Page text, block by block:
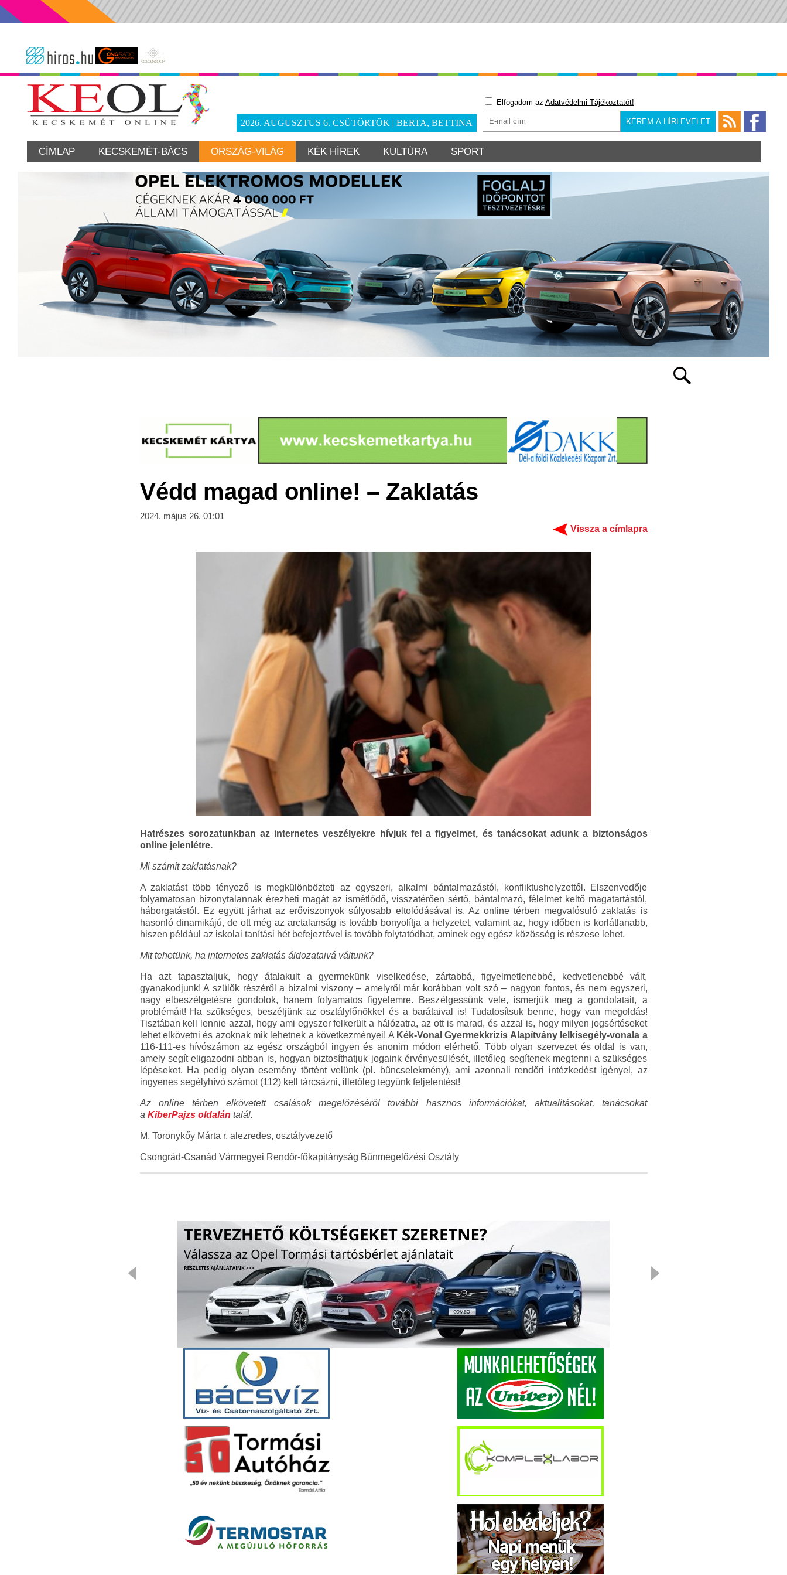
2026. AUGUSZTUS 6. CSÜTÖRTÖK | BERTA, BETTINA
Elfogadom az Adatvédelmi Tájékoztatót!
CÍMLAP KECSKEMÉT-BÁCS ORSZÁG-VILÁG KÉK HÍREK KULTÚRA SPORT
Védd magad online! – Zaklatás
2024. május 26. 01:01
Vissza a címlapra
Hatrészes sorozatunkban az internetes veszélyekre hívjuk fel a figyelmet, és tanácsokat adunk a biztonságos
online jelenlétre.
Mi számít zaklatásnak?
A zaklatást több tényező is megkülönbözteti az egyszeri, alkalmi bántalmazástól, konfliktushelyzettől. Elszenvedője
folyamatosan bizonytalannak érezheti magát az ismétlődő, visszatérően sértő, bántalmazó, félelmet keltő magatartástól,
háborgatástól. Ez együtt járhat az erőviszonyok súlyosabb eltolódásával is. Az online térben megvalósuló zaklatás is
hasonló dinamikájú, de ott még az arctalanság is tovább bonyolítja a helyzetet, valamint az, hogy időben is korlátlanabb,
hiszen például az iskolai tanítási hét befejeztével is tovább folytatódhat, aminek egy egész közösség is részese lehet.
Mit tehetünk, ha internetes zaklatás áldozataivá váltunk?
Ha azt tapasztaljuk, hogy átalakult a gyermekünk viselkedése, zártabbá, figyelmetlenebbé, kedvetlenebbé vált,
gyanakodjunk! A szülők részéről a bizalmi viszony – amelyről már korábban volt szó – nagyon fontos, és nem egyszeri,
nagy elbeszélgetésre gondolok, hanem folyamatos figyelemre. Beszélgessünk vele, ismerjük meg a gondolatait, a
problémáit! Ha szükséges, beszéljünk az osztályfőnökkel és a barátaival is! Tudatosítsuk benne, hogy van megoldás!
Tisztában kell lennie azzal, hogy ami egyszer felkerült a hálózatra, az ott is marad, és azzal is, hogy milyen jogsértéseket
lehet elkövetni és azoknak mik lehetnek a következményei! A Kék-Vonal Gyermekkrízis Alapítvány lelkisegély-vonala a
116-111-es hívószámon az egész országból ingyen és anonim módon elérhető. Több olyan szervezet és oldal is van,
amely segít eligazodni abban is, hogyan biztosíthatjuk jogaink érvényesülését, illetőleg segítenek megtenni a szükséges
lépéseket. Ha pedig olyan esemény történt velünk (pl. bűncselekmény), ami azonnali rendőri intézkedést igényel, az
ingyenes segélyhívó számot (112) kell tárcsázni, illetőleg tegyünk feljelentést!
Az online térben elkövetett csalások megelőzéséről további hasznos információkat, aktualitásokat, tanácsokat
a KiberPajzs oldalán talál.
M. Toronykőy Márta r. alezredes, osztályvezető
Csongrád-Csanád Vármegyei Rendőr-főkapitányság Bűnmegelőzési Osztály